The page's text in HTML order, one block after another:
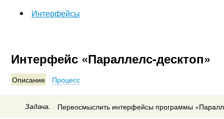
Интерфейсы
Интерфейс «Параллелс-десктоп»
Описание Процесс
Задача. Переосмыслить интерфейсы программы